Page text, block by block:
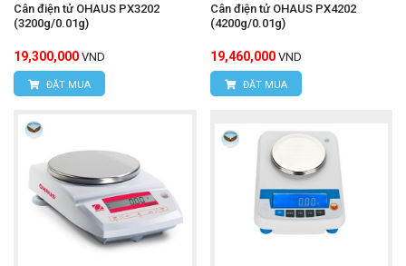
Cân điện tử OHAUS PX3202
(3200g/0.01g)
19,300,000 VND
ĐẶT MUA
Cân điện tử OHAUS PX4202
(4200g/0.01g)
19,460,000 VND
ĐẶT MUA